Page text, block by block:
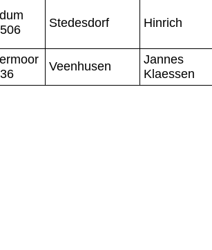
Stedesdorf Hinrich
Veenhusen
Jannes
Klaessen